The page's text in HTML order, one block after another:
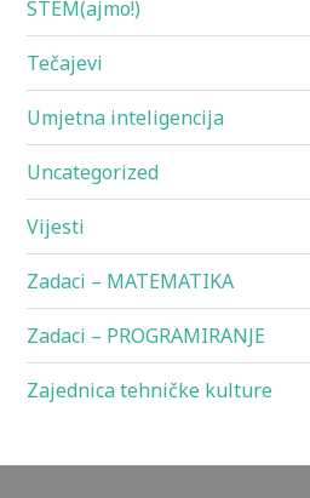
STEM(ajmo!)
Tečajevi
Umjetna inteligencija
Uncategorized
Vijesti
Zadaci – MATEMATIKA
Zadaci – PROGRAMIRANJE
Zajednica tehničke kulture